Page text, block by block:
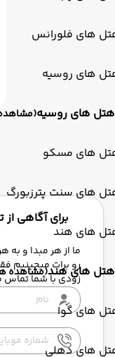
های فلورانس
های روسیه
هتل های روسیه
های مسکو
های سنت پترزبورگ
های هند
هتل های هند(مشاهده
های گوا
های دهلی
برای آگاهی
ما از هر مبدا و به
رو برات میچینیم
زودی با شما